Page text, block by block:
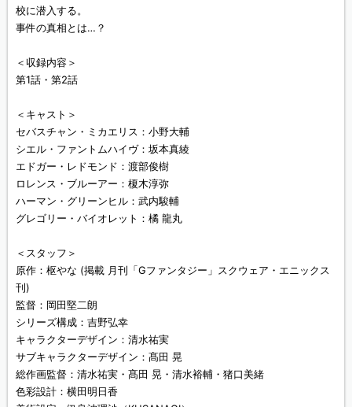
校に潜入する。
事件の真相とは…？
＜収録内容＞
第1話・第2話
＜キャスト＞
セバスチャン・ミカエリス：小野大輔
シエル・ファントムハイヴ：坂本真綾
エドガー・レドモンド：渡部俊樹
ロレンス・ブルーアー：榎木淳弥
ハーマン・グリーンヒル：武内駿輔
グレゴリー・バイオレット：橘 龍丸
＜スタッフ＞
原作：枢やな (掲載 月刊「Gファンタジー」スクウェア・エニックス
刊)
監督：岡田堅二朗
シリーズ構成：吉野弘幸
キャラクターデザイン：清水祐実
サブキャラクターデザイン：髙田 晃
総作画監督：清水祐実・髙田 晃・清水裕輔・猪口美緒
色彩設計：横田明日香